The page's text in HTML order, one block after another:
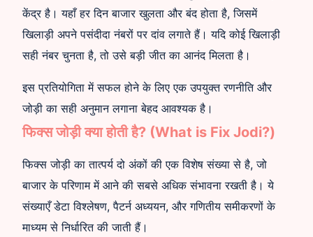
केंद्र है। यहाँ हर दिन बाजार खुलता और बंद होता है, जिसमें
खिलाड़ी अपने पसंदीदा नंबरों पर दांव लगाते हैं। यदि कोई खिलाड़ी
सही नंबर चुनता है, तो उसे बड़ी जीत का आनंद मिलता है।
इस प्रतियोगिता में सफल होने के लिए एक उपयुक्त रणनीति और
जोड़ी का सही अनुमान लगाना बेहद आवश्यक है।
फिक्स जोड़ी क्या होती है? (What is Fix Jodi?)
फिक्स जोड़ी का तात्पर्य दो अंकों की एक विशेष संख्या से है, जो
बाजार के परिणाम में आने की सबसे अधिक संभावना रखती है। ये
संख्याएँ डेटा विश्लेषण, पैटर्न अध्ययन, और गणितीय समीकरणों के
माध्यम से निर्धारित की जाती हैं।